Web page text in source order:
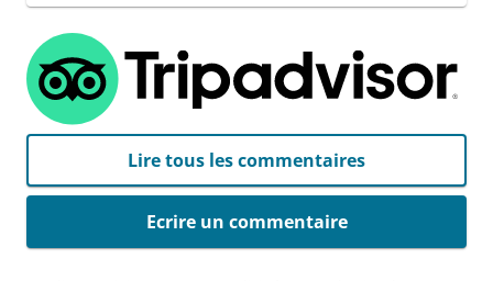
Lire tous les commentaires
Ecrire un commentaire